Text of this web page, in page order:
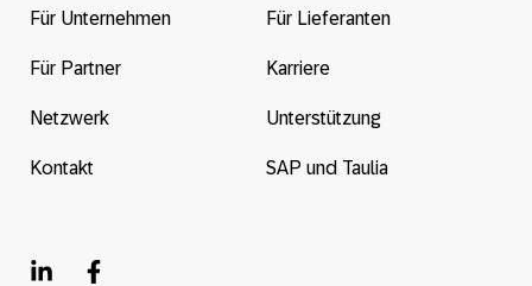
the
Für Unternehmen Für Lieferanten
Für Partner Karriere
Netzwerk Unterstützung
Kontakt SAP und Taulia